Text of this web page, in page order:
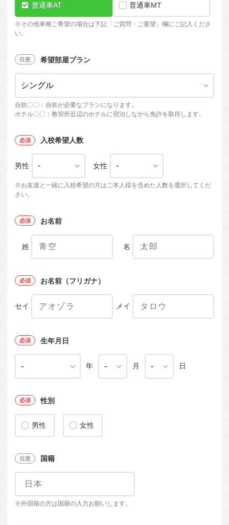
普通車AT 普通車MT
※その他車種ご希望の場合は下記「ご質問・ご要望」欄にご記入くださ
い。
希望部屋プラン
自炊〇〇：自炊が必要なプランになります。
ホテル〇〇：教習所近辺のホテルに宿泊しながら免許を取得します。
入校希望人数
男性 女性
※お友達と一緒に入校希望の方はご本人様を含めた人数を選択してくだ
さい。
お名前
姓 名
お名前（フリガナ）
セイ メイ
生年月日
年 月 日
性別
男性 女性
国籍
※外国籍の方は国籍の入力お願いします。